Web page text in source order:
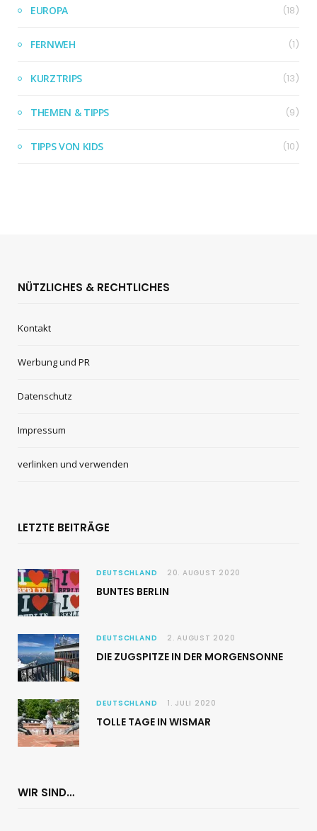
EUROPA (18)
FERNWEH (1)
KURZTRIPS (13)
THEMEN & TIPPS (9)
TIPPS VON KIDS (10)
NÜTZLICHES & RECHTLICHES
Kontakt
Werbung und PR
Datenschutz
Impressum
verlinken und verwenden
LETZTE BEITRÄGE
DEUTSCHLAND 20. AUGUST 2020
BUNTES BERLIN
DEUTSCHLAND 2. AUGUST 2020
DIE ZUGSPITZE IN DER MORGENSONNE
DEUTSCHLAND 1. JULI 2020
TOLLE TAGE IN WISMAR
WIR SIND…